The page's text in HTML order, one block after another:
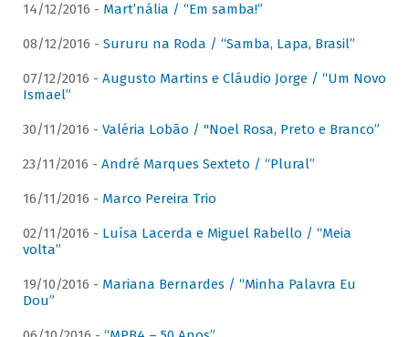
14/12/2016 - Mart’nália / “Em samba!”
08/12/2016 - Sururu na Roda / “Samba, Lapa, Brasil”
07/12/2016 - Augusto Martins e Cláudio Jorge / “Um Novo
Ismael”
30/11/2016 - Valéria Lobão / "Noel Rosa, Preto e Branco”
23/11/2016 - André Marques Sexteto / “Plural”
16/11/2016 - Marco Pereira Trio
02/11/2016 - Luísa Lacerda e Miguel Rabello / “Meia
volta”
19/10/2016 - Mariana Bernardes / “Minha Palavra Eu
Dou”